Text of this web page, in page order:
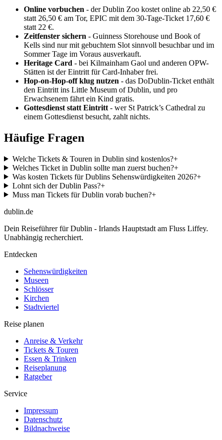
Online vorbuchen - der Dublin Zoo kostet online ab 22,50 €
statt 26,50 € am Tor, EPIC mit dem 30-Tage-Ticket 17,60 €
statt 22 €.
Zeitfenster sichern - Guinness Storehouse und Book of
Kells sind nur mit gebuchtem Slot sinnvoll besuchbar und im
Sommer Tage im Voraus ausverkauft.
Heritage Card - bei Kilmainham Gaol und anderen OPW-
Stätten ist der Eintritt für Card-Inhaber frei.
Hop-on-Hop-off klug nutzen - das DoDublin-Ticket enthält
den Eintritt ins Little Museum of Dublin, und pro
Erwachsenem fährt ein Kind gratis.
Gottesdienst statt Eintritt - wer St Patrick’s Cathedral zu
einem Gottesdienst besucht, zahlt nichts.
Häufige Fragen
Welche Tickets & Touren in Dublin sind kostenlos?+
Welches Ticket in Dublin sollte man zuerst buchen?+
Was kosten Tickets für Dublins Sehenswürdigkeiten 2026?+
Lohnt sich der Dublin Pass?+
Muss man Tickets für Dublin vorab buchen?+
dublin.de
Dein Reiseführer für Dublin - Irlands Hauptstadt am Fluss Liffey.
Unabhängig recherchiert.
Entdecken
Sehenswürdigkeiten
Museen
Schlösser
Kirchen
Stadtviertel
Reise planen
Anreise & Verkehr
Tickets & Touren
Essen & Trinken
Reiseplanung
Ratgeber
Service
Impressum
Datenschutz
Bildnachweise